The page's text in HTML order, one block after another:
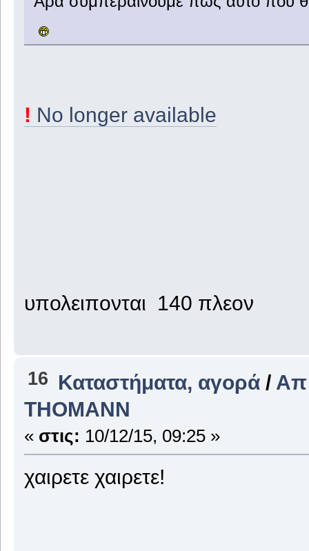
! No longer available
υπολειπονται 140 πλεον
16 Καταστήματα, αγορά /
THOMANΝ
« στις: 10/12/15, 09:25 »
χαιρετε χαιρετε!